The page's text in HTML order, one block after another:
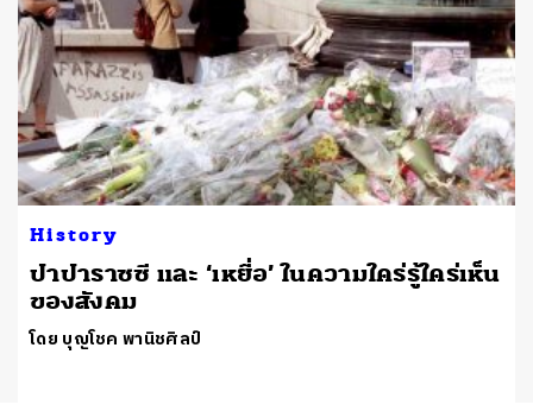
History
ปาปาราซซี และ ‘เหยื่อ’ ในความใคร่รู้ใคร่เห็น
ของสังคม
โดย บุญโชค พานิชศิลป์